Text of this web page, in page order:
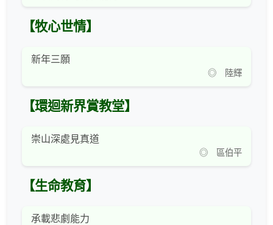
【牧心世情】
新年三願
◎ 陸輝
【環迴新界賞教堂】
崇山深處見真道
◎ 區伯平
【生命教育】
承載悲劇能力